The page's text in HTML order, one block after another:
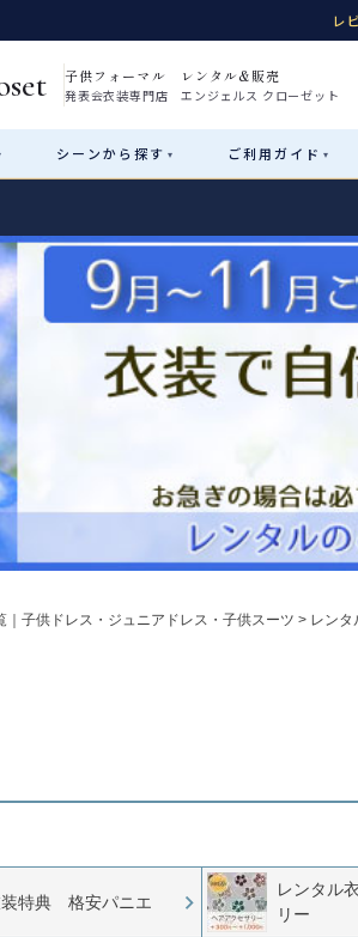
レ
子供フォーマル レンタル&販売
発表会衣装専門店 エンジェルス クローゼット
シーンから探す ▾ ご利用ガイド ▾
小物・アクセ
レディース
Wedding
内） 04
06
16-1F
約制）
子供ドレス・ジュニアドレス・子供スーツ レンタ
装特典 格安パニエ
レンタル
リー